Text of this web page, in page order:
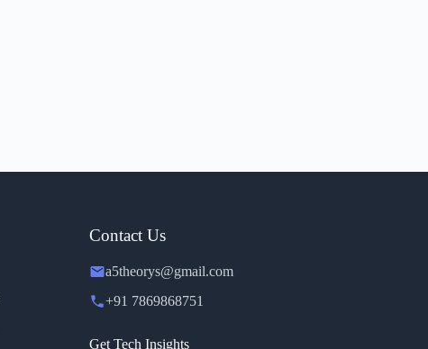
Contact Us
a5theorys@gmail.com
+91 7869868751
Get Tech Insights